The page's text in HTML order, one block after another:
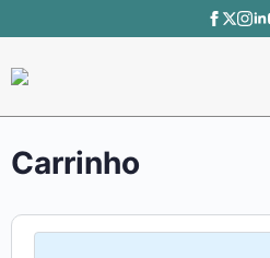
Carrinho